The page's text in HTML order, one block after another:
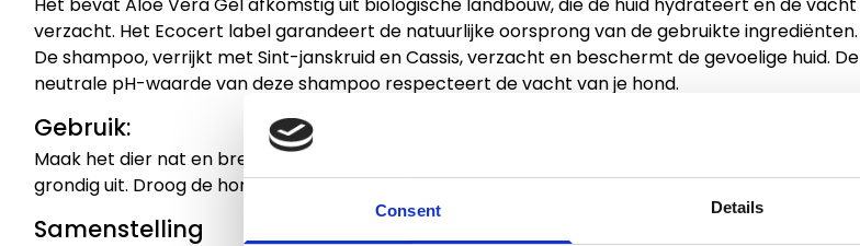
Consent Details
verzacht. Het Ecocert label garandeert de natuurlijke oorsprong van de gebruikte ingrediënten.
De shampoo, verrijkt met Sint-janskruid en Cassis, verzacht en beschermt de gevoelige huid. De
neutrale pH-waarde van deze shampoo respecteert de vacht van je hond.
Gebruik:
Maak het dier nat en breng de shampoo aan op zijn rug. Masseer voorzichtig in en spoel daarna
grondig uit. Droog de hond met een handdoek.
Samenstelling